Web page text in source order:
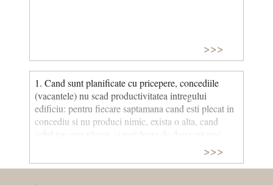
>>>
1. Cand sunt planificate cu pricepere, concediile
(vacantele) nu scad productivitatea intregului
edificiu: pentru fiecare saptamana cand esti plecat in
concediu si nu produci nimic, exista o alta, cand
mult. 2. Nu e asa de greu sa te ridici, tragandu-te de
>>>